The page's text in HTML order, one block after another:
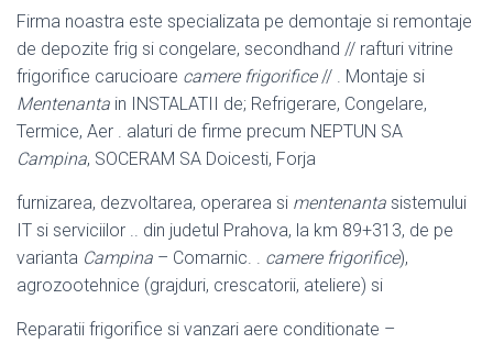
Firma noastra este specializata pe demontaje si remontaje
de depozite frig si congelare, secondhand // rafturi vitrine
frigorifice carucioare camere frigorifice// . Montaje si
Mentenanta in INSTALATII de; Refrigerare, Congelare,
Termice, Aer . alaturi de firme precum NEPTUN SA
Campina, SOCERAM SA Doicesti, Forja
furnizarea, dezvoltarea, operarea si mentenanta sistemului
IT si serviciilor .. din judetul Prahova, la km 89+313, de pe
varianta Campina – Comarnic. . camere frigorifice),
agrozootehnice (grajduri, crescatorii, ateliere) si
Reparatii frigorifice si vanzari aere conditionate –